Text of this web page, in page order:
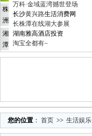
株
洲
湘
潭
万科·金域蓝湾撼世登场
长沙黄兴路生活消费网
长株潭在线湖大参展
湖南雅高酒店投资
淘宝全都有~
您的位置 ： 首页 >> 生活娱乐